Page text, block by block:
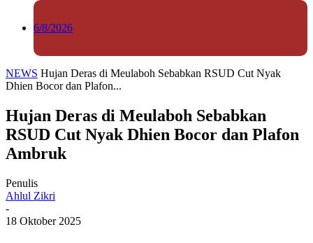
6/8/2026
NEWS Hujan Deras di Meulaboh Sebabkan RSUD Cut Nyak
Dhien Bocor dan Plafon...
Hujan Deras di Meulaboh Sebabkan
RSUD Cut Nyak Dhien Bocor dan Plafon
Ambruk
Penulis
Ahlul Zikri
-
18 Oktober 2025